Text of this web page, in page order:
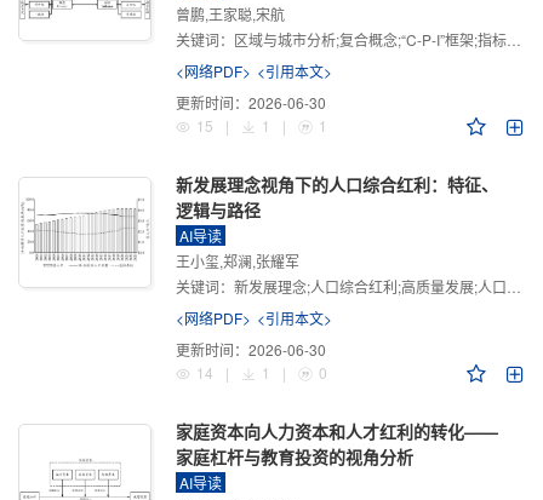
曾鹏,王家聪,宋航
关键词： 区域与城市分析;复合概念;“C-P-I”框架;指标体系
<网络PDF> <引用本文>
更新时间： 2026-06-30
15
| 1 | 1
新发展理念视角下的人口综合红利：特征、
逻辑与路径
AI导读
王小玺,郑澜,张耀军
关键词： 新发展理念;人口综合红利;高质量发展;人口政策;中国式现代化
<网络PDF> <引用本文>
更新时间： 2026-06-30
14
| 1 | 0
家庭资本向人力资本和人才红利的转化——
家庭杠杆与教育投资的视角分析
AI导读